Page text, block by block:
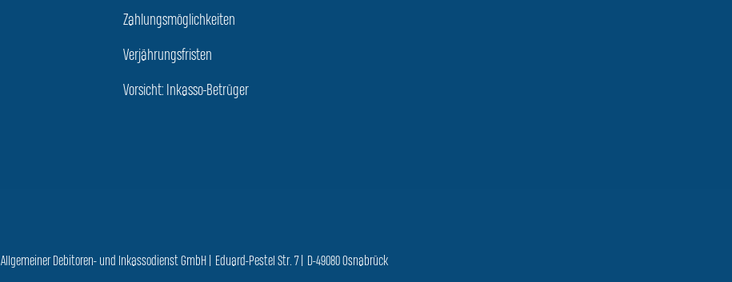
Zahlungsmöglichkeiten
Verjährungsfristen
Vorsicht: Inkasso-Betrüger
Allgemeiner Debitoren- und Inkassodienst GmbH | Eduard-Pestel Str. 7 | D-49080 Osnabrück